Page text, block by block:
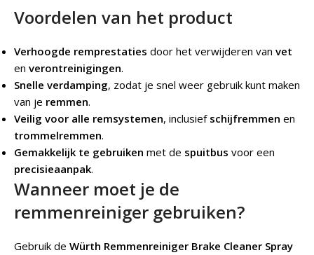
Voordelen van het product
Verhoogde remprestaties door het verwijderen van vet
en verontreinigingen.
Snelle verdamping, zodat je snel weer gebruik kunt maken
van je remmen.
Veilig voor alle remsystemen, inclusief schijfremmen en
trommelremmen.
Gemakkelijk te gebruiken met de spuitbus voor een
precisieaanpak.
Wanneer moet je de
remmenreiniger gebruiken?
Gebruik de Würth Remmenreiniger Brake Cleaner Spray